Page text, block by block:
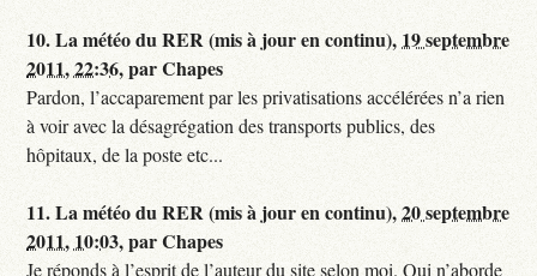
10.La météo du RER (mis à jour en continu), 19 septembre
2011, 22:36,parChapes
Pardon, l’accaparement par les privatisations accélérées n’a rien
à voir avec la désagrégation des transports publics, des
hôpitaux, de la poste etc...
11.La météo du RER (mis à jour en continu),20 septembre
2011, 10:03,parChapes
Je réponds à l’esprit de l’auteur du site selon moi. Qui n’aborde